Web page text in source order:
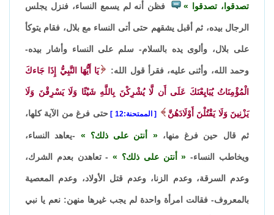
تصدقوا، تصدقوا فظن أنه لم يسمع النساء، فنزل يجلس
الرجال بيده، ثم أقبل يشقهم حتى أتى النساء مع بلال، فقام يتوكأ
على بلال، وألوى يده بالسلام- سلم على النساء وأشار بيده-
وحمد الله، وأثنى عليه، فقرأ قول الله: يَا أَيُّهَا النَّبِيُّ إِذَا جَاءكَ
الْمُؤْمِنَاتُ يُبَايِعْنَكَ عَلَى أَن لَّا يُشْرِكْنَ بِاللَّهِ شَيْئًا وَلَا يَسْرِقْنَ وَلَا
يَزْنِينَ وَلَا يَقْتُلْنَ أَوْلَادَهُنَّ الممتحنة:12 حتى فرغ من الآية كلها،
ثم قال حين فرغ منها، أنتن على ذلك؟ -يعاهد النساء،
ويخاطب النساء- أنتن على ذلك؟ - تعاهدن بعدم الشرك،
وعدم السرقة، وعدم الزنا، وعدم قتل الأولاد، وعدم المعصية
بالمعروف- فقالت امرأة واحدة لم يجب غيرها منهن: نعم يا نبي